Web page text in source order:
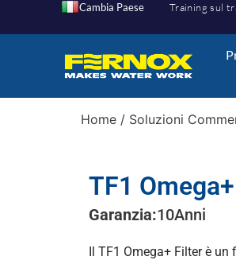
Cambia Paese Training sul
Home / Soluzioni
TF1
Garanzia:10Anni
Il TF1 Omega+ Filter è